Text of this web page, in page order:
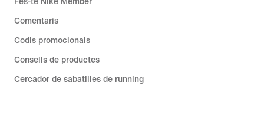
Comentaris
Codis promocionals
Consells de productes
Cercador de sabatilles de running